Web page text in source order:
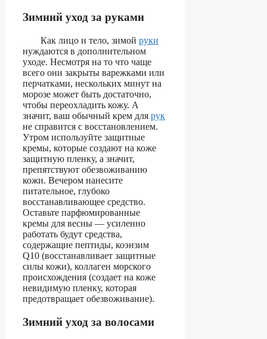
Зимний уход за руками
Как лицо и тело, зимой руки
нуждаются в дополнительном
уходе. Несмотря на то что чаще
всего они закрыты варежками или
перчатками, нескольких минут на
морозе может быть достаточно,
чтобы переохладить кожу. А
значит, ваш обычный крем для рук
не справится с восстановлением.
Утром используйте защитные
кремы, которые создают на коже
защитную пленку, а значит,
препятствуют обезвоживанию
кожи. Вечером нанесите
питательное, глубоко
восстанавливающее средство.
Оставьте парфюмированные
кремы для весны — усиленно
работать будут средства,
содержащие пептиды, коэнзим
Q10 (восстанавливает защитные
силы кожи), коллаген морского
происхождения (создает на коже
невидимую пленку, которая
предотвращает обезвоживание).
Зимний уход за волосами